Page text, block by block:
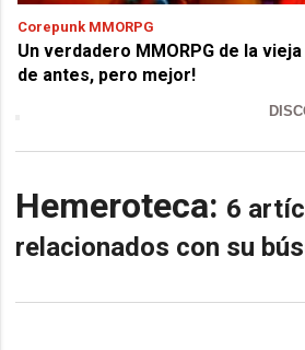
Corepunk MMORPG
Un verdadero MMORPG de la
de antes, pero mejor!
Hemeroteca: 6
relacionados con su